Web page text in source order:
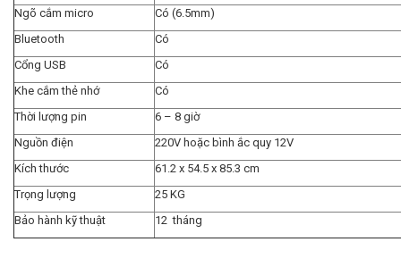
Ngõ cắm micro
Có (6.5mm)
Bluetooth
Có
Cổng USB
Có
Khe cắm thẻ nhớ
Có
Thời lượng pin
6 – 8 giờ
Nguồn điện
220V hoặc bình ắc quy 12V
Kích thước
61.2 x 54.5 x 85.3 cm
Trọng lượng
25 KG
Bảo hành kỹ thuật
12 tháng